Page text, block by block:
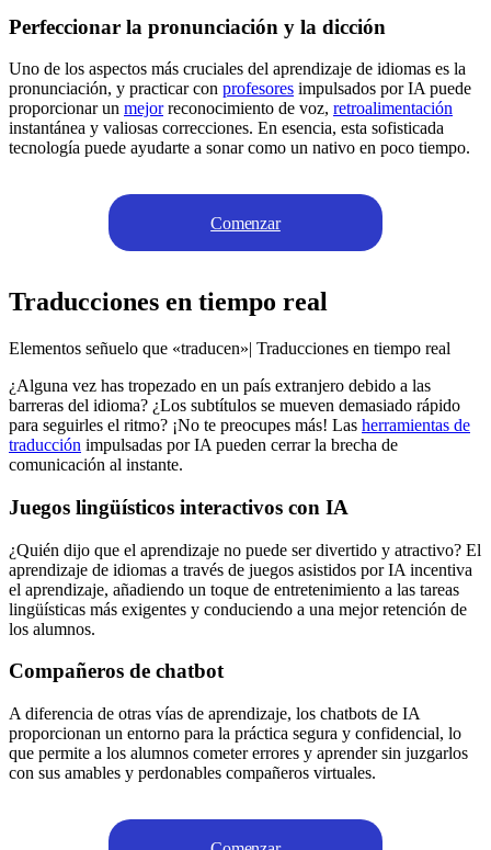
Perfeccionar la pronunciación y la dicción
Uno de los aspectos más cruciales del aprendizaje de idiomas es la
pronunciación, y practicar con profesores impulsados por IA puede
proporcionar un mejorreconocimiento de voz, retroalimentación
instantánea y valiosas correcciones. En esencia, esta sofisticada
tecnología puede ayudarte a sonar como un nativo en poco tiempo.
Comenzar
Traducciones en tiempo real
Elementos señuelo que «traducen»| Traducciones en tiempo real
¿Alguna vez has tropezado en un país extranjero debido a las
barreras del idioma? ¿Los subtítulos se mueven demasiado rápido
para seguirles el ritmo? ¡No te preocupes más! Las herramientas de
traducción impulsadas por IA pueden cerrar la brecha de
comunicación al instante.
Juegos lingüísticos interactivos con IA
¿Quién dijo que el aprendizaje no puede ser divertido y atractivo? El
aprendizaje de idiomas a través de juegos asistidos por IA incentiva
el aprendizaje, añadiendo un toque de entretenimiento a las tareas
lingüísticas más exigentes y conduciendo a una mejor retención de
los alumnos.
Compañeros de chatbot
A diferencia de otras vías de aprendizaje, los chatbots de IA
proporcionan un entorno para la práctica segura y confidencial, lo
que permite a los alumnos cometer errores y aprender sin juzgarlos
con sus amables y perdonables compañeros virtuales.